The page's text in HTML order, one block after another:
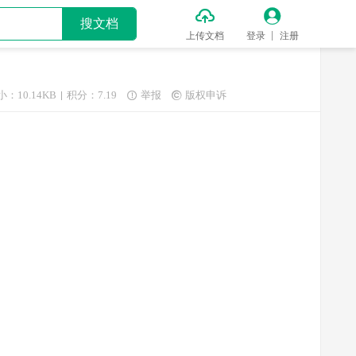
搜文档 
上传文档

登录 注册
：10.14KB 积分：7.19  举报  版权申诉